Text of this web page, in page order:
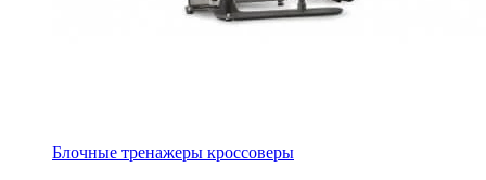
Блочные тренажеры кроссоверы